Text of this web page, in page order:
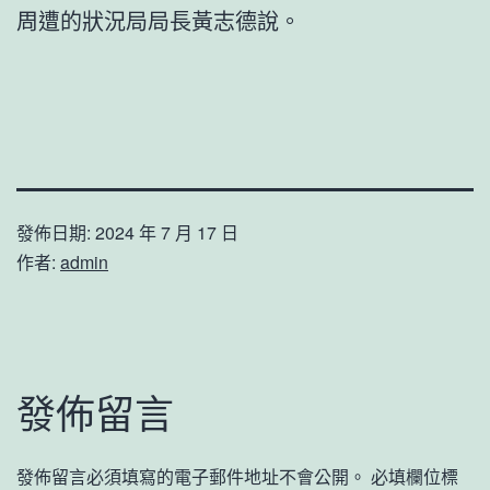
周遭的狀況局局長黃志德說。
發佈日期: 2024 年 7 月 17 日
作者: admin
發佈留言
發佈留言必須填寫的電子郵件地址不會公開。 必填欄位標